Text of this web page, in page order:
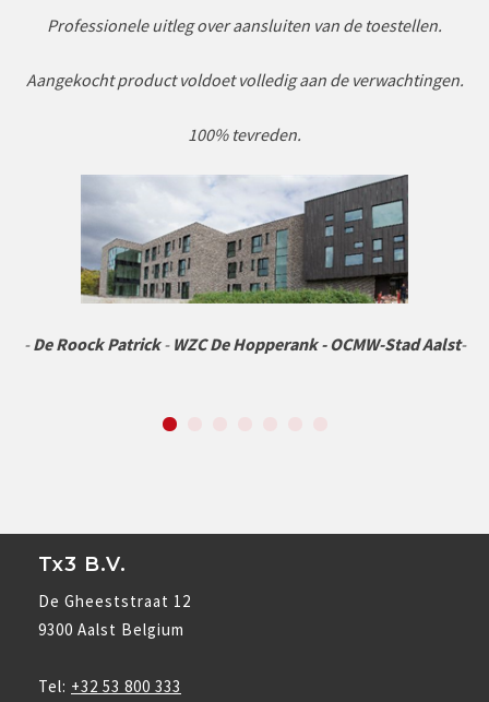
Professionele uitleg over aansluiten van de toestellen.
Aangekocht product voldoet volledig aan de verwachtingen.
100% tevreden.
-De Roock Patrick- WZC De Hopperank - OCMW-Stad Aalst-
Tx3 B.V.
De Gheeststraat 12
9300 Aalst Belgium
Tel: +32 53 800 333